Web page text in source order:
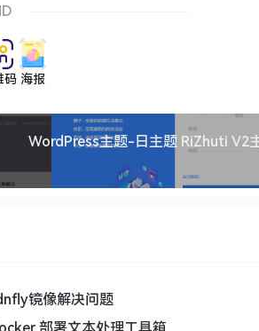
码 海报
WordPress主题-日主题 RiZhuti V2
镜像解决问题